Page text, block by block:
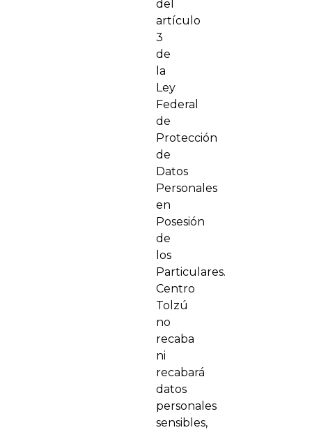
del
artículo
3
de
la
Ley
Federal
de
Protección
de
Datos
Personales
en
Posesión
de
los
Particulares.
Centro
Tolzú
no
recaba
ni
recabará
datos
personales
sensibles,